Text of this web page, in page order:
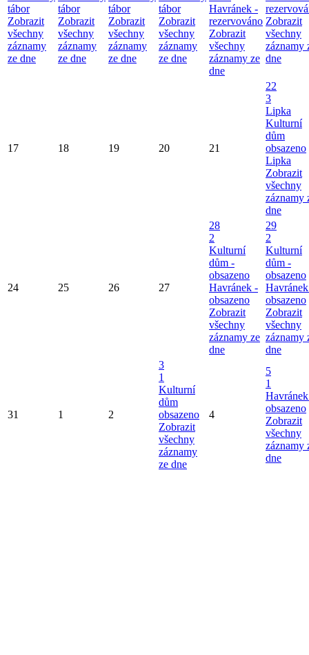
tábor
Zobrazit
všechny
záznamy
ze dne
tábor
Zobrazit
všechny
záznamy
ze dne
tábor
Zobrazit
všechny
záznamy
ze dne
tábor
Zobrazit
všechny
záznamy
ze dne
Havránek -
rezervováno
Zobrazit
všechny
záznamy ze
dne
Zobrazit
všechny
záznamy
dne
17 18 19 20 21
22
3
Lipka
Kulturní
dům
obsazeno
Lipka
Zobrazit
všechny
záznamy
dne
24 25 26 27
28
2
Kulturní
dům -
obsazeno
Havránek -
obsazeno
Zobrazit
všechny
záznamy ze
dne
29
2
Kulturní
dům -
obsazeno
obsazeno
Zobrazit
všechny
záznamy
dne
31 1 2
3
1
Kulturní
dům
obsazeno
Zobrazit
všechny
záznamy
ze dne
4
5
1
obsazeno
Zobrazit
všechny
záznamy
dne